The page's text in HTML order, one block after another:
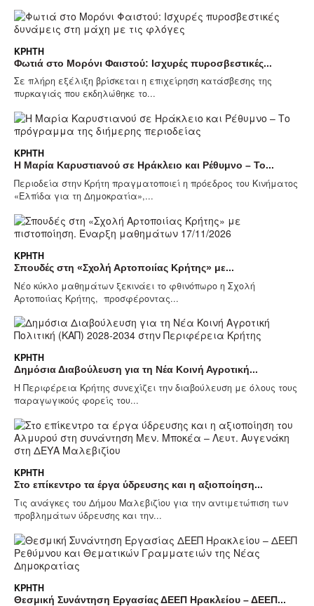
ΚΡΉΤΗ
Φωτιά στο Μορόνι Φαιστού: Ισχυρές πυροσβεστικές...
Σε πλήρη εξέλιξη βρίσκεται η επιχείρηση κατάσβεσης της
πυρκαγιάς που εκδηλώθηκε το...
ΚΡΉΤΗ
Η Μαρία Καρυστιανού σε Ηράκλειο και Ρέθυμνο – Το...
Περιοδεία στην Κρήτη πραγματοποιεί η πρόεδρος του Κινήματος
«Ελπίδα για τη Δημοκρατία»,...
ΚΡΉΤΗ
Σπουδές στη «Σχολή Αρτοποιίας Κρήτης» με...
Νέο κύκλο μαθημάτων ξεκινάει το φθινόπωρο η Σχολή
Αρτοποιίας Κρήτης, προσφέροντας...
ΚΡΉΤΗ
Δημόσια Διαβούλευση για τη Νέα Κοινή Αγροτική...
Η Περιφέρεια Κρήτης συνεχίζει την διαβούλευση με όλους τους
παραγωγικούς φορείς του...
ΚΡΉΤΗ
Στο επίκεντρο τα έργα ύδρευσης και η αξιοποίηση...
Τις ανάγκες του Δήμου Μαλεβιζίου για την αντιμετώπιση των
προβλημάτων ύδρευσης και την...
ΚΡΉΤΗ
Θεσμική Συνάντηση Εργασίας ΔΕΕΠ Ηρακλείου – ΔΕΕΠ...